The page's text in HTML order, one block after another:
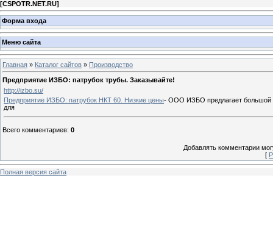
[CSPOTR.NET.RU]
Форма входа
Меню сайта
Главная » Каталог сайтов » Производство
Предприятие ИЗБО: патрубок трубы. Заказывайте!
http://izbo.su/
Предприятие ИЗБО: патрубок НКТ 60. Низкие цены- ООО ИЗБО предлагает большой
для
Всего комментариев: 0
Добавлять комментарии
[
Полная версия сайта